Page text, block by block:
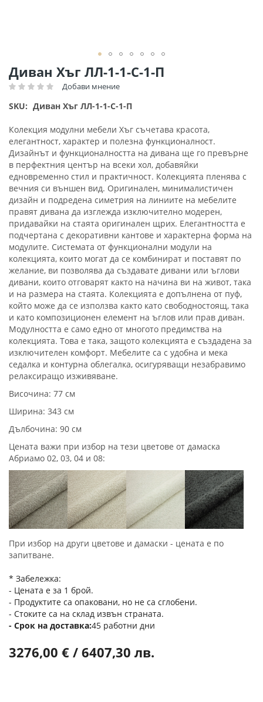
Диван Хъг ЛЛ-1-1-С-1-П
Рейтинг: Добави мнение
SKU Диван Хъг ЛЛ-1-1-С-1-П
Колекция модулни мебели Хъг съчетава красота,
елегантност, характер и полезна функционалност.
Дизайнът и функционалността на дивана ще го превърне
в перфектния център на всеки хол, добавяйки
едновременно стил и практичност. Колекцията пленява с
вечния си външен вид. Оригинален, минималистичен
дизайн и подредена симетрия на линиите на мебелите
правят дивана да изглежда изключително модерен,
придавайки на стаята оригинален щрих. Елегантността е
подчертана с декоративни кантове и характерна форма на
модулите. Системата от функционални модули на
колекцията, които могат да се комбинират и поставят по
желание, ви позволява да създавате дивани или ъглови
дивани, които отговарят както на начина ви на живот, така
и на размера на стаята. Колекцията е допълнена от пуф,
който може да се използва както като свободностоящ, така
и като композиционен елемент на ъглов или прав диван.
Модулността е само едно от многото предимства на
колекцията. Това е така, защото колекцията е създадена за
изключителен комфорт. Мебелите са с удобна и мека
седалка и контурна облегалка, осигуряващи незабравимо
релаксиращо изживяване.
Височина: 77 см
Ширина: 343 см
Дълбочина: 90 см
Цената важи при избор на тези цветове от дамаска
Абриамо 02, 03, 04 и 08:
При избор на други цветове и дамаски - цената е по
запитване.
* Забележка:
- Цената е за 1 брой.
- Продуктите са опаковани, но не са сглобени.
- Стоките са на склад извън страната.
Срок на доставка 45 работни дни
3276,00 € / 6407,30 лв.
Преминете
към
началото
на
галерия
със
снимки